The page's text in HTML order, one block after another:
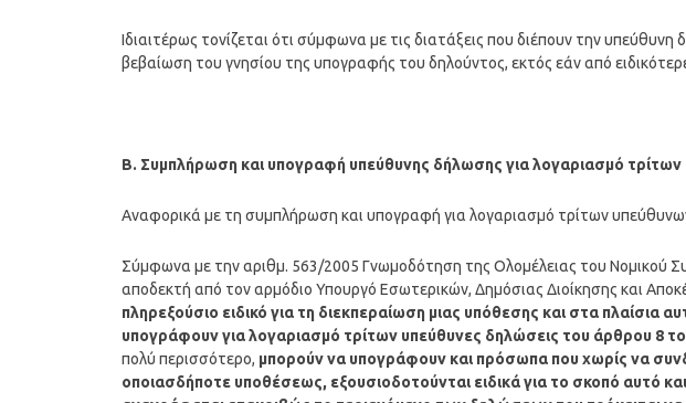
Ιδιαιτέρως τονίζεται ότι σύμφωνα με τις διατάξεις που διέπουν την
βεβαίωση του γνησίου της υπογραφής του δηλούντος, εκτός εάν από
Β. Συμπλήρωση και υπογραφή υπεύθυνης δήλωσης για λογαριασμό τρίτων
Αναφορικά με τη συμπλήρωση και υπογραφή για λογαριασμό τρίτων
Σύμφωνα με την αριθμ. 563/2005 Γνωμοδότηση της Ολομέλειας του Νομικού
αποδεκτή από τον αρμόδιο Υπουργό Εσωτερικών, Δημόσιας Διοίκησης και
πληρεξούσιο ειδικό για τη διεκπεραίωση μιας υπόθεσης και στα πλαίσια
υπογράφουν για λογαριασμό τρίτων υπεύθυνες δηλώσεις του άρθρου 8
πολύ περισσότερο, μπορούν να υπογράφουν και πρόσωπα που χωρίς να
οποιασδήποτε υποθέσεως, εξουσιοδοτούνται ειδικά για το σκοπό αυτό